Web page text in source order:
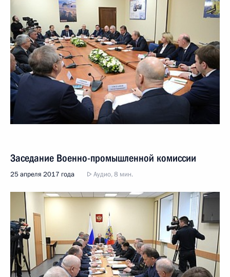
Заседание Военно-промышленной комиссии
25 апреля 2017 года Аудио, 8 мин.